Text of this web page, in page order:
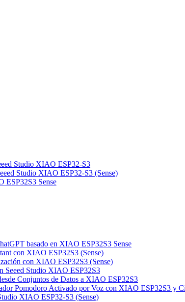
Studio XIAO ESP32-S3
Studio XIAO ESP32-S3 (Sense)
ESP32S3 Sense
basado en XIAO ESP32S3 Sense
con XIAO ESP32S3 (Sense)
con XIAO ESP32S3 (Sense)
Seeed Studio XIAO ESP32S3
Conjuntos de Datos a XIAO ESP32S3
Pomodoro Activado por Voz con XIAO ESP32S3 y
XIAO ESP32-S3 (Sense)